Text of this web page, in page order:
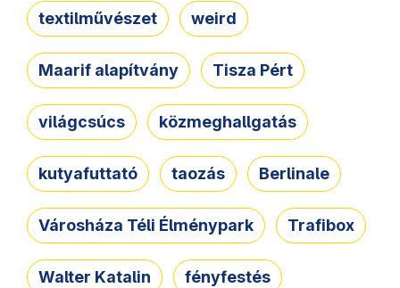
textilművészet weird
Maarif alapítvány Tisza Pért
világcsúcs közmeghallgatás
kutyafuttató taozás Berlinale
Városháza Téli Élménypark Trafibox
Walter Katalin fényfestés